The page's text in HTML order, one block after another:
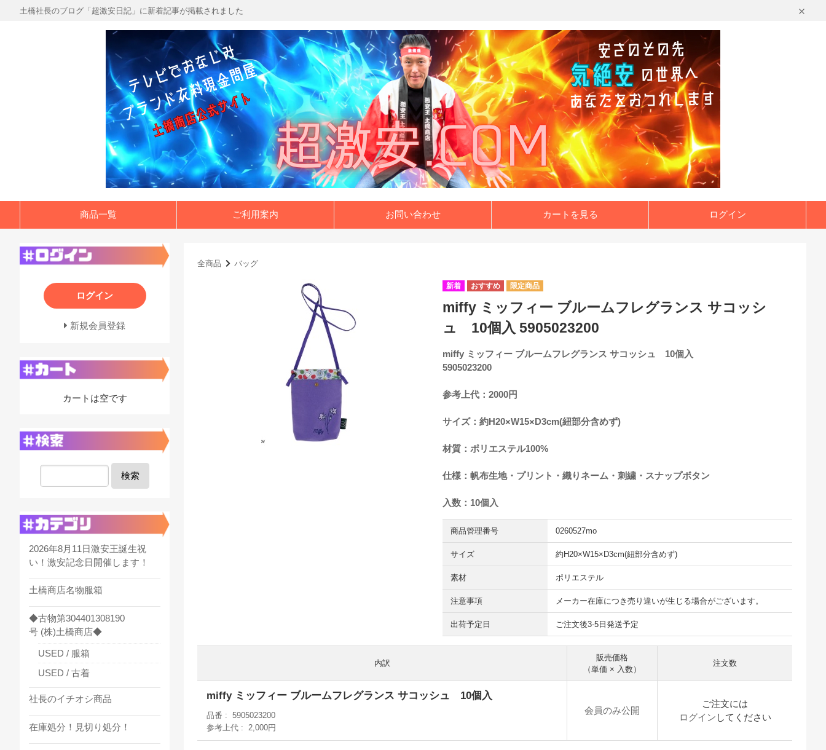
土橋社長のブログ「超激安日記」に新着記事が掲載されました
商品一覧 ご利用案内 お問い合わせ カートを見る ログイン
全商品 バッグ
miffy ミッフィー ブルームフレグランス サコッシ
ュ 10個入 5905023200
miffy ミッフィー ブルームフレグランス サコッシュ 10個入
5905023200
参考上代：2000円
サイズ：約H20×W15×D3cm(紐部分含めず)
材質：ポリエステル100%
仕様：帆布生地・プリント・織りネーム・刺繍・スナップボタン
入数：10個入
商品管理番号 0260527mo
サイズ 約H20×W15×D3cm(紐部分含めず)
素材 ポリエステル
注意事項 メーカー在庫につき売り違いが生じる場合がございます。
出荷予定日 ご注文後3-5日発送予定
内訳
販売価格
（単価 × 入数）
注文数
miffy ミッフィー ブルームフレグランス サコッシュ 10個入
品番
5905023200
参考上代
2,000円
会員のみ公開
ご注文には
ログイン してください
ログイン
新規会員登録
カートは空です
検索
2026年8月11日激安王誕生祝
い！激安記念日開催します！
土橋商店名物服箱
◆古物第304401308190
号 (株)土橋商店◆
USED / 服箱
USED / 古着
社長のイチオシ商品
在庫処分！見切り処分！